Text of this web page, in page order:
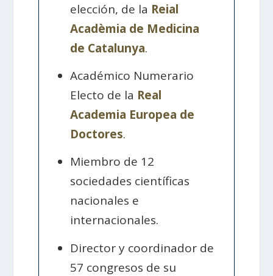
elección, de la Reial
Acadèmia de Medicina
de Catalunya.
Académico Numerario
Electo de la Real
Academia Europea de
Doctores.
Miembro de 12
sociedades científicas
nacionales e
internacionales.
Director y coordinador de
57 congresos de su